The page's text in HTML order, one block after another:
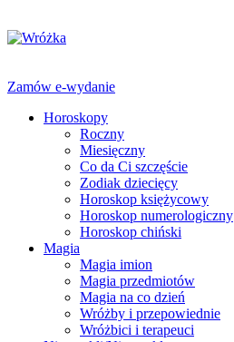
Zamów e-wydanie
Horoskopy
Roczny
Miesięczny
Co da Ci szczęście
Zodiak dziecięcy
Horoskop księżycowy
Horoskop numerologiczny
Horoskop chiński
Magia
Magia imion
Magia przedmiotów
Magia na co dzień
Wróżby i przepowiednie
Wróżbici i terapeuci